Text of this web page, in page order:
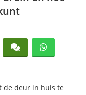
de deur in huis te